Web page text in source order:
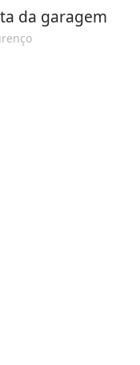
da garagem